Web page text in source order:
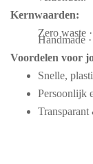
Kernwaarden:
Zero waste
Handmade
Voordelen voor
Snelle,
Persoonlijk